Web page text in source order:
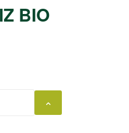
BIO